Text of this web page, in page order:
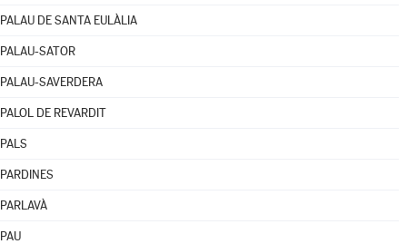
PALAU DE SANTA EULÀLIA
PALAU-SATOR
PALAU-SAVERDERA
PALOL DE REVARDIT
PALS
PARDINES
PARLAVÀ
PAU